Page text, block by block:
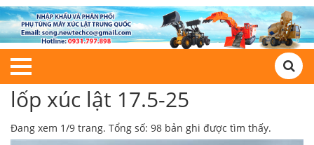
lốp xúc lật 17.5-25
Đang xem 1/9 trang. Tổng số: 98 bản ghi được tìm thấy.